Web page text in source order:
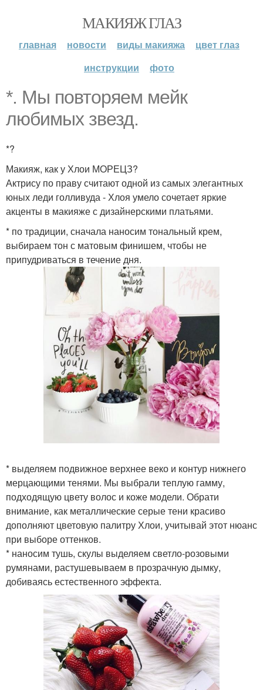
МАКИЯЖ ГЛАЗ
главная новости виды макияжа
цвет глаз
инструкции
фото
*. Мы повторяем мейк
любимых звезд.
*?
Макияж, как у Хлои МОРЕЦЗ?
Актрису по праву считают одной из самых элегантных
юных леди голливуда - Хлоя умело сочетает яркие
акценты в макияже с дизайнерскими платьями.
* по традиции, сначала наносим тональный крем,
выбираем тон с матовым финишем, чтобы не
припудриваться в течение дня.
* выделяем подвижное верхнее веко и контур нижнего
мерцающими тенями. Мы выбрали теплую гамму,
подходящую цвету волос и коже модели. Обрати
внимание, как металлические серые тени красиво
дополняют цветовую палитру Хлои, учитывай этот нюанс
при выборе оттенков.
* наносим тушь, скулы выделяем светло-розовыми
румянами, растушевываем в прозрачную дымку,
добиваясь естественного эффекта.